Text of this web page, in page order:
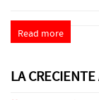
Read more
LA